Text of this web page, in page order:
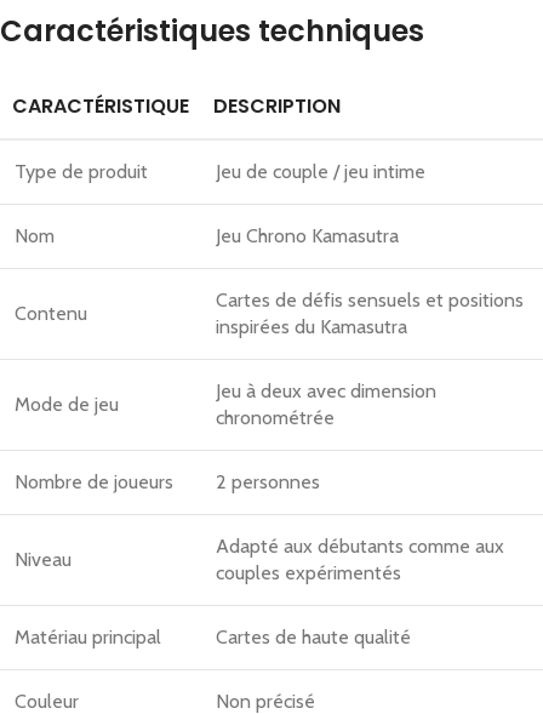
Caractéristiques techniques
CARACTÉRISTIQUE DESCRIPTION
Type de produit Jeu de couple / jeu intime
Nom Jeu Chrono Kamasutra
Contenu
Cartes de défis sensuels et positions
inspirées du Kamasutra
Mode de jeu
Jeu à deux avec dimension
chronométrée
Nombre de joueurs 2 personnes
Niveau
Adapté aux débutants comme aux
couples expérimentés
Matériau principal Cartes de haute qualité
Couleur Non précisé